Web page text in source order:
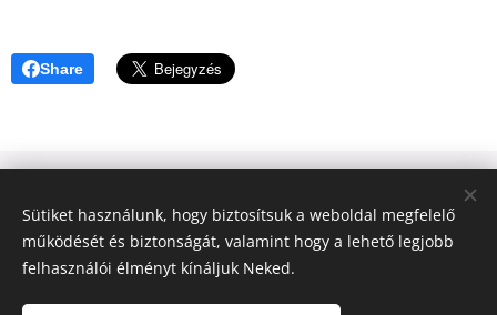
Share
© 2023 Győztes Bárány Közösség | Győztes Bárány Alapítvány |
Minden jog fenntartva.
Győztes Bárány Alapítvány, 2040 Budaörs, Szőlő köz 2., Adószám:
19355676-1-13
Sütiket használunk, hogy biztosítsuk a weboldal megfelelő
működését és biztonságát, valamint hogy a lehető legjobb
felhasználói élményt kínáljuk Neked.